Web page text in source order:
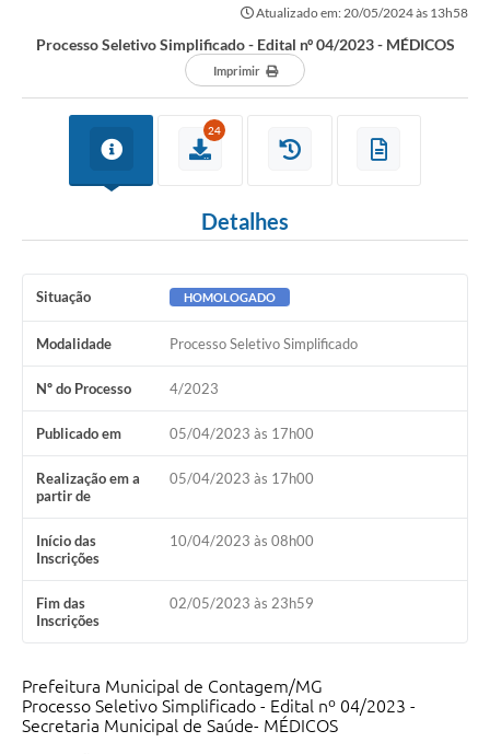
Atualizado em: 20/05/2024 às 13h58
Processo Seletivo Simplificado - Edital nº 04/2023 - MÉDICOS
Imprimir
24
Detalhes
Situação HOMOLOGADO
Modalidade Processo Seletivo Simplificado
Nº do Processo 4/2023
Publicado em 05/04/2023 às 17h00
Realização em a
partir de
05/04/2023 às 17h00
Início das
Inscrições
10/04/2023 às 08h00
Fim das
Inscrições
02/05/2023 às 23h59
Prefeitura Municipal de Contagem/MG
Processo Seletivo Simplificado - Edital nº 04/2023 -
Secretaria Municipal de Saúde- MÉDICOS